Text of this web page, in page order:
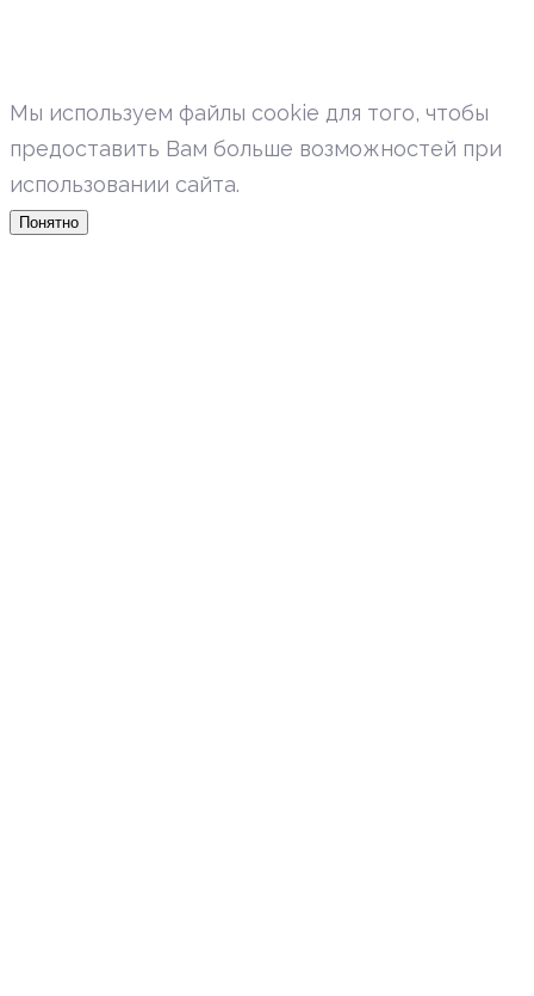
Мы используем файлы cookie для того, чтобы
предоставить Вам больше возможностей при
использовании сайта.
Понятно